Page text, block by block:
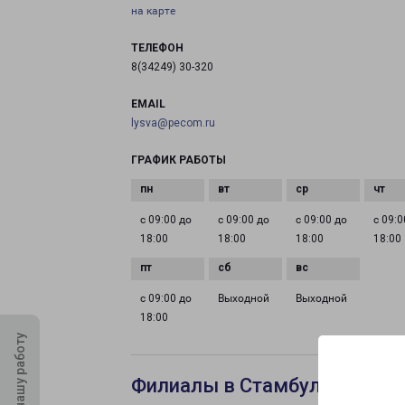
на карте
ТЕЛЕФОН
8(34249) 30-320
EMAIL
lysva@pecom.ru
ГРАФИК РАБОТЫ
с 09:00 до
18:00
с 09:00 до
18:00
с 09:00 до
18:00
с
18:00
с 09:00 до
18:00
Выходной Выходной
Филиалы в Стамбуле